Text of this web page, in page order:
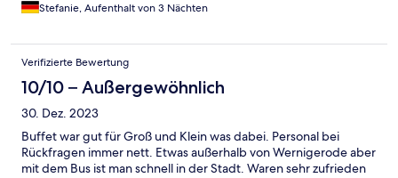
Stefanie, Aufenthalt von 3 Nächten
Verifizierte Bewertung
10/10 – Außergewöhnlich
30. Dez. 2023
Buffet war gut für Groß und Klein was dabei. Personal bei
Rückfragen immer nett. Etwas außerhalb von Wernigerode aber
mit dem Bus ist man schnell in der Stadt. Waren sehr zufrieden